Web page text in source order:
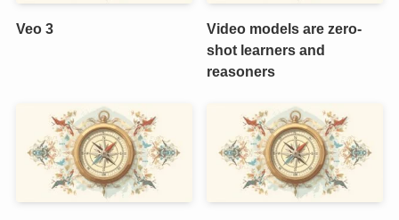
Veo 3
Video models are zero-
shot learners and
reasoners